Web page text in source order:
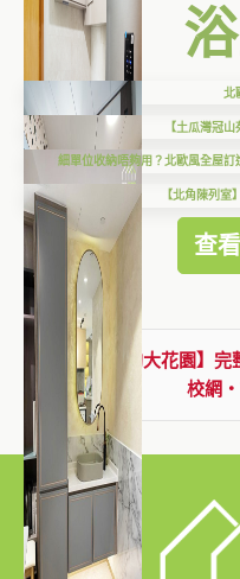
北
【土瓜灣冠
細單位收納唔夠用？北歐風全屋
【北角陳列室
查
查看【淘大花園】完
校網